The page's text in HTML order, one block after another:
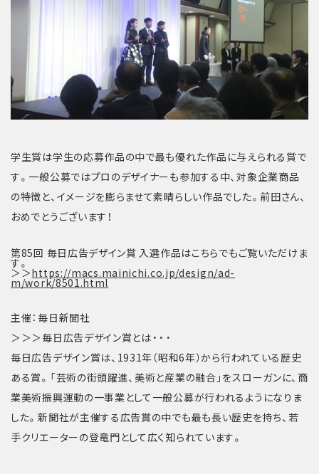
学生賞は学生の応募作品の中で最も優れた作品に与えられる賞で
す。一般公募ではプロのデザイナーも参加する中、対象企業商品
の特徴と、イメージを膨らませて素晴らしい作品でした。前田さん、
おめでとうございます！
第85回 毎日広告デザイン賞 入選作品はこちらでもご覧いただけま
す。
＞＞https://macs.mainichi.co.jp/design/ad-
m/work/8501.html
主催：毎日新聞社
＞＞＞毎日広告デザイン賞とは・・・
毎日広告デザイン賞は、1931年（昭和6年）から行われている歴史
ある賞。「芸術の街頭躍進、美術と産業の融合」をスローガンに、商
業美術振興運動の一事業として一般公募が行われるようになりま
した。新聞社が主催する広告賞の中でも最も長い歴史を持ち、若
手クリエーターの登竜門として広く知られています。